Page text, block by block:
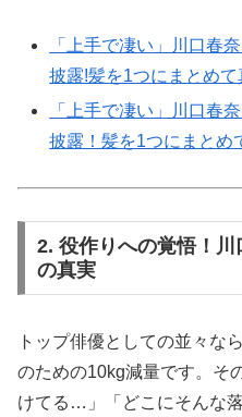
「上手で凄い」川口春
披露!髪を1つにまとめ
「上手で凄い」川口春
披露！髪を1つにまと
2. 役作りへの覚悟！
の真実
トップ俳優としての並々な
のための10kg減量です。そ
けてる…」「どこにそんな